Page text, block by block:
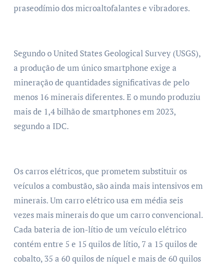
praseodímio dos microaltofalantes e vibradores.
Segundo o United States Geological Survey (USGS),
a produção de um único smartphone exige a
mineração de quantidades significativas de pelo
menos 16 minerais diferentes. E o mundo produziu
mais de 1,4 bilhão de smartphones em 2023,
segundo a IDC.
Os carros elétricos, que prometem substituir os
veículos a combustão, são ainda mais intensivos em
minerais. Um carro elétrico usa em média seis
vezes mais minerais do que um carro convencional.
Cada bateria de ion-lítio de um veículo elétrico
contém entre 5 e 15 quilos de lítio, 7 a 15 quilos de
cobalto, 35 a 60 quilos de níquel e mais de 60 quilos